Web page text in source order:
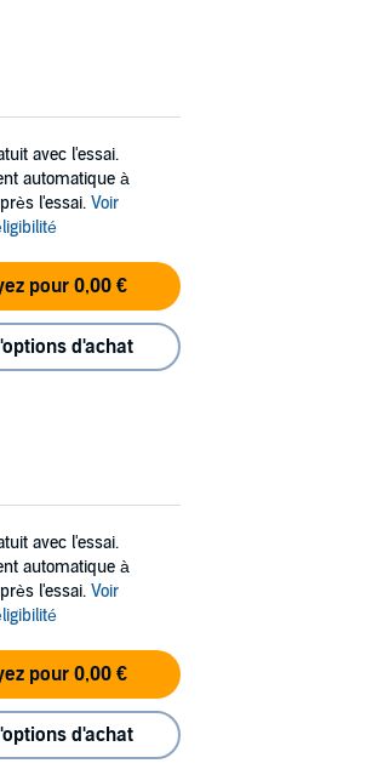
avec l'essai.
automatique à
l'essai. Voir
pour 0,00 €
d'achat
avec l'essai.
automatique à
l'essai. Voir
pour 0,00 €
d'achat